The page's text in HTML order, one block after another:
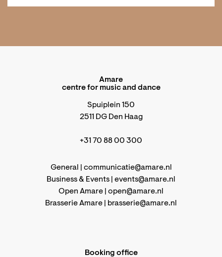
Amare
centre for music and dance
Spuiplein 150
2511 DG Den Haag
+31 70 88 00 300
General | communicatie@amare.nl
Business & Events | events@amare.nl
Open Amare | open@amare.nl
Brasserie Amare |
brasserie@amare.nl
Booking office